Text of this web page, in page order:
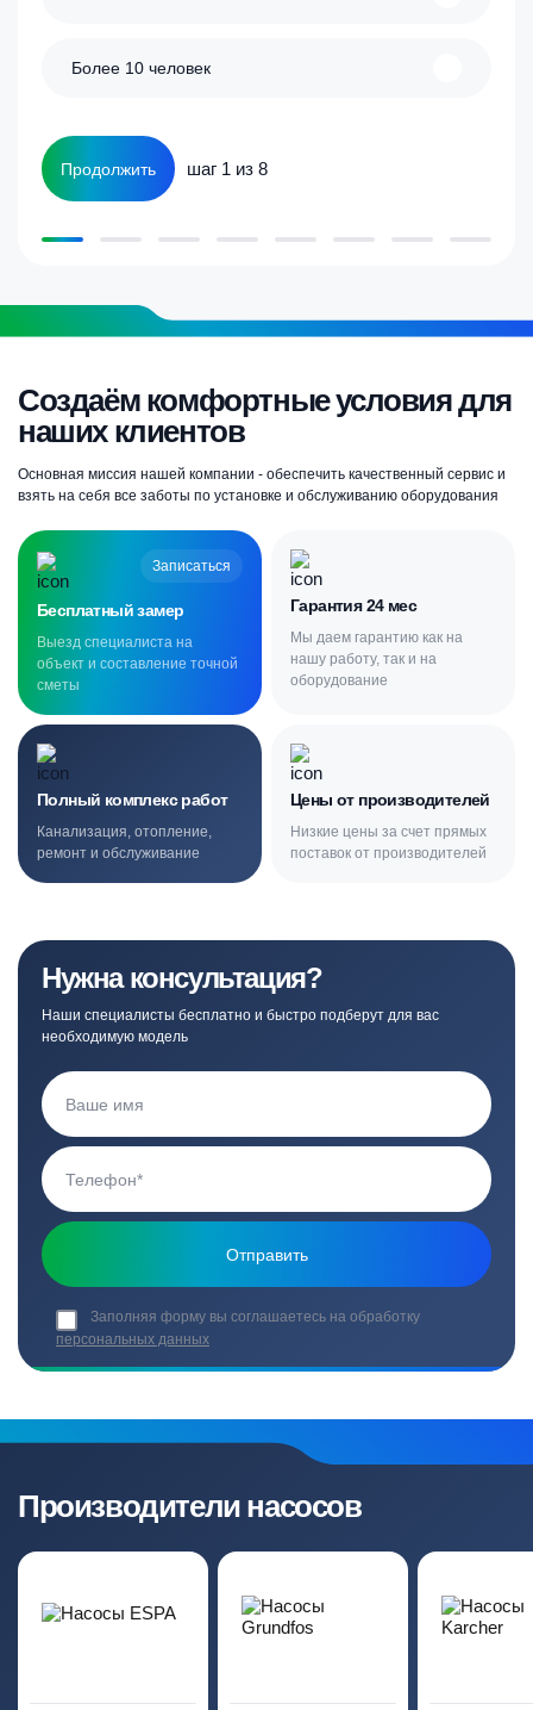
Более 10 человек
Продолжить шаг 1 из 8
Создаём комфортные условия для
наших клиентов
Основная миссия нашей компании - обеспечить качественный сервис и
взять на себя все заботы по установке и обслуживанию оборудования
Записаться
Бесплатный замер
Выезд специалиста на
объект и составление точной
сметы
Гарантия 24 мес
Мы даем гарантию как на
нашу работу, так и на
оборудование
Полный комплекс работ
Канализация, отопление,
ремонт и обслуживание
Цены от производителей
Низкие цены за счет прямых
поставок от производителей
Нужна консультация?
Наши специалисты бесплатно и быстро подберут для вас
необходимую модель
Заполняя форму вы соглашаетесь на обработку
персональных данных
Производители насосов